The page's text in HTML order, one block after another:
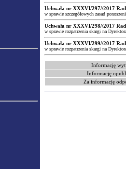
Uchwała nr XXXVI/297//2017
w sprawie szczegółowych zasad
Uchwała nr XXXVI/298//2017
w sprawie rozpatrzenia skargi na
Uchwała nr XXXVI/299//2017
w sprawie rozpatrzenia skargi na
Informację
Informację
Za informację